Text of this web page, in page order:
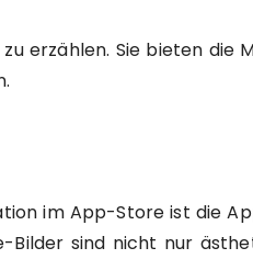
erzählen. Sie bieten die
im App-Store ist die
sind nicht nur